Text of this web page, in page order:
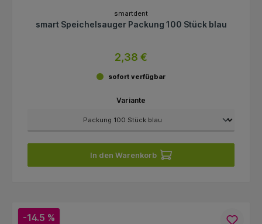
smartdent
smart Speichelsauger Packung 100 Stück blau
2,38 €
sofort verfügbar
Variante
In den Warenkorb
-14.5 %